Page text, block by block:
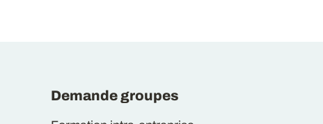
Demande groupes